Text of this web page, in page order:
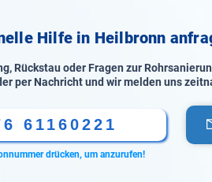
Hilfe in Heilbronn
Rückstau oder Fragen zur
per Nachricht und wir melden uns
61160221
drücken, um anzurufen!